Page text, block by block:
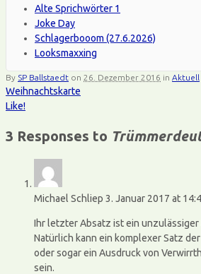
Alte Sprichwörter 1
Joke Day
Schlagerbooom (27.6.2026)
Looksmaxxing
By SP Ballstaedt on 26. Dezember 2016 in Aktuell
Weihnachtskarte
Like!
3 Responses to
Michael Schliep 3. Januar 2017 at
Ihr letzter Absatz ist ein unzulässiger
Natürlich kann ein komplexer Satz
oder sogar ein Ausdruck von
sein.